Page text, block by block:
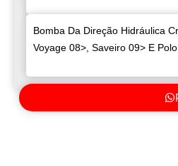
Bomba Da Direção Hidráulica
Voyage 08>, Saveiro 09> E